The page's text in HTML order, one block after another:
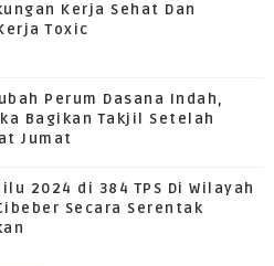
Kerja Sehat Dan
Toxic
Perum Dasana Indah,
Bagikan Takjil Setelah
Jumat
2024 di 384 TPS Di Wilayah
Secara Serentak